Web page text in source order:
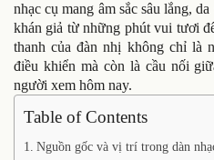
nhạc cụ mang âm sắc sâu lắng,
khán giả từ những phút vui tươi
thanh của đàn nhị không chỉ là
điều khiển mà còn là cầu nối
người xem hôm nay.
Table of Contents
Nguồn gốc và vị trí trong dàn